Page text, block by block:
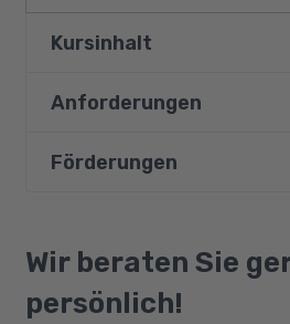
Kursinhalt
Die Qualifizierung
Themenbereichen:
Mehrfachbeschäftigte
Rentner
Anforderungen
Vorausgesetzt werden
aktuellen kaufmännischen
entsprechen. Ferner
des Programms DATEV Lohn
Förderungen
Berufliche Rehabilitation
Wir beraten Sie
persönlich!